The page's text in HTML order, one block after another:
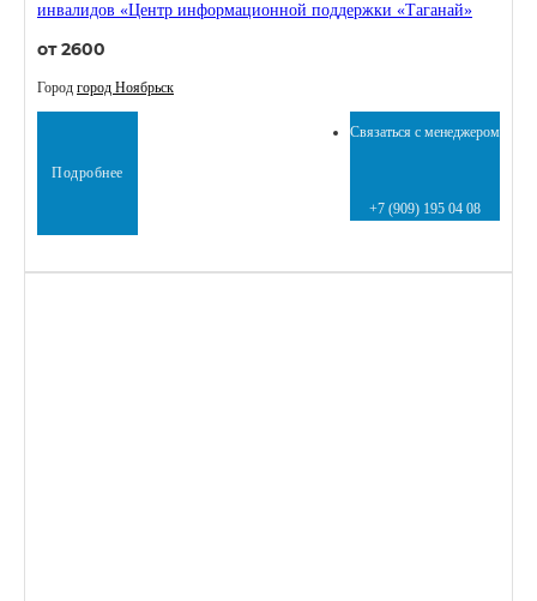
инвалидов «Центр информационной поддержки «Таганай»
от 2600
Город город Ноябрьск
Подробнее
Связаться с менеджером
+7 (909) 195 04 08